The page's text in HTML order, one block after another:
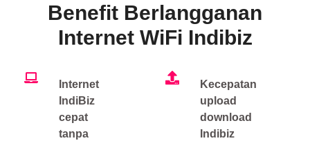
Benefit Berlangganan
Internet WiFi Indibiz
Internet
IndiBiz
cepat
tanpa
Kecepatan
upload
download
Indibiz